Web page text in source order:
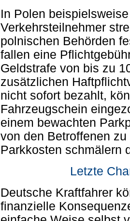
In Polen
Verkehrsteilnehmer
polnischen Behörden
fallen eine
Geldstrafe von bis zu
zusätzlichen
nicht sofort bezahlt,
Fahrzeugschein
einem bewachten
von den Betroffenen
Parkkosten schmälern
Letzte
Deutsche Kraftfahrer
finanzielle